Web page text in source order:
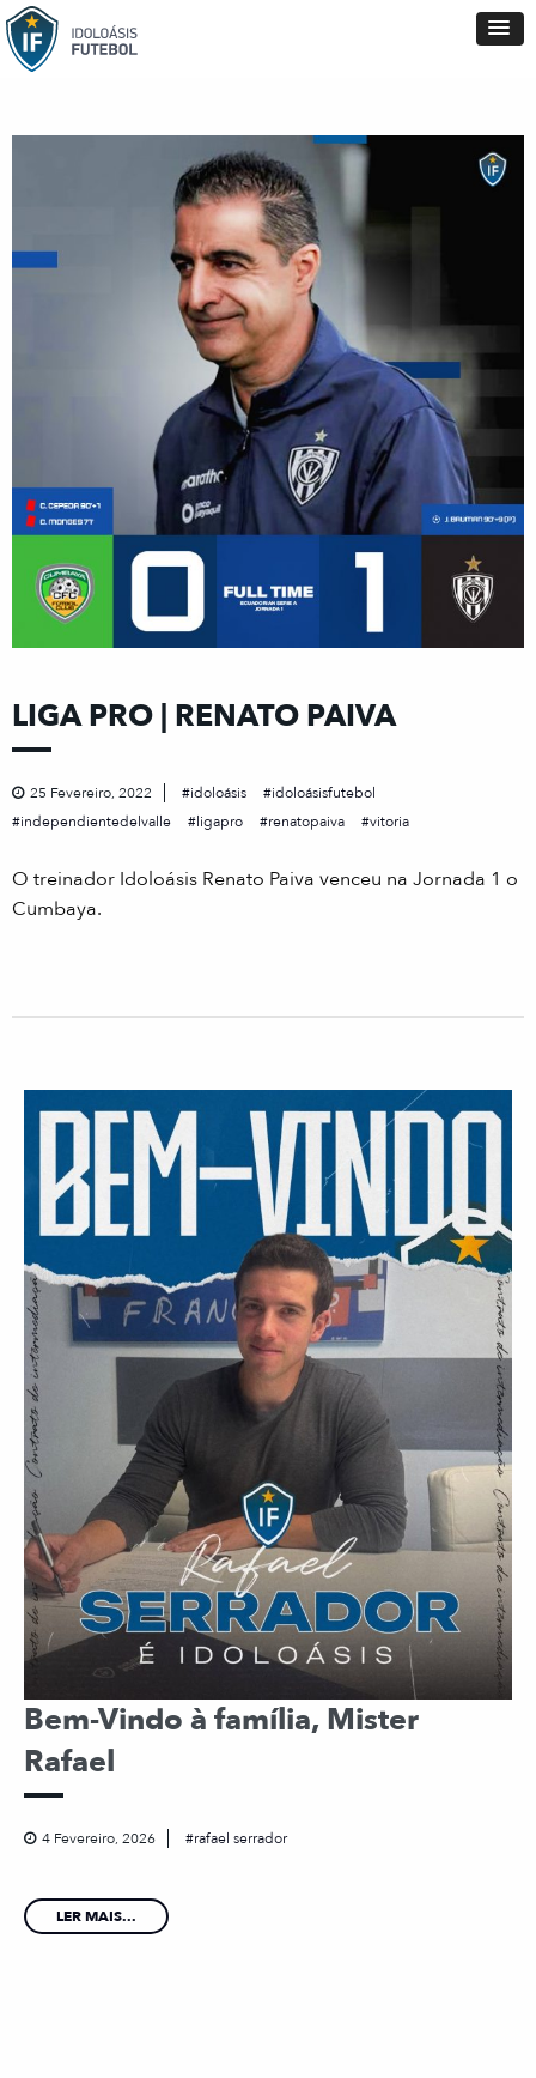
LIGA PRO | RENATO PAIVA
25 Fevereiro, 2022 idoloásis
idoloásisfutebol
independientedelvalle
ligapro renatopaiva vitoria
O treinador Idoloásis Renato Paiva venceu na Jornada 1 o
Cumbaya.
Bem-Vindo à família, Mister
Rafael
4 Fevereiro, 2026 rafael serrador
LER MAIS...